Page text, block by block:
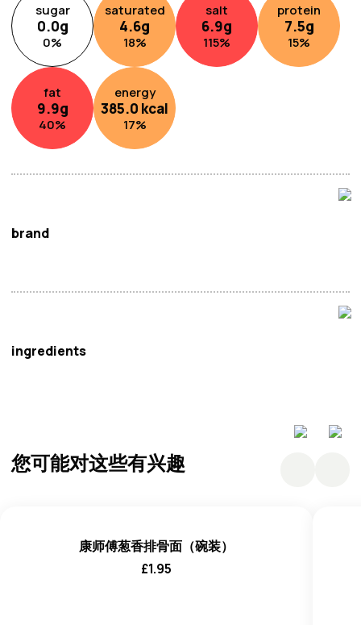
sugar
0.0g
0%
saturated
4.6g
18%
salt
6.9g
115%
protein
7.5g
15%
fat
9.9g
40%
energy
385.0 kcal
17%
brand
ingredients
卵磷脂 (E322)，羧甲
基纤维素钠 (E466)）。 汤料 (16.8%)：糖，盐，增味剂
（谷氨酸钠 (E621)，肌苷酸二钠 (E631)，鸟苷酸二钠
硅 (E551)），植物油（棕榈油，抗氧化剂（丁基羟基茴香醚
(E320)，丁基羟基甲苯 (E321)））。 油包 (10.3%)：植物油
（棕榈油，抗氧化剂（丁基羟基茴香醚 (E320)，丁基羟基
您可能对这些有兴趣
康师傅葱香排骨面（碗装）
£1.95